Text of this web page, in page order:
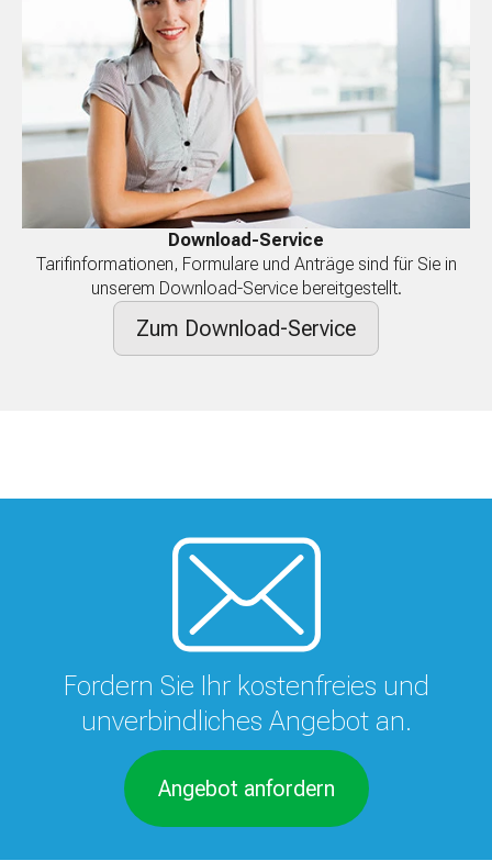
Download-Service
Tarifinformationen, Formulare und Anträge sind für Sie in
unserem Download-Service bereitgestellt.
Zum Download-Service
Fordern Sie Ihr kostenfreies und
unverbindliches Angebot an.
Angebot anfordern